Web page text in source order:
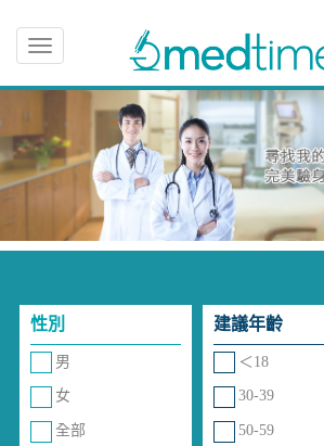
Toggle
navigation
性別
男
女
全部
建議年齡
＜18
30-39
50-59